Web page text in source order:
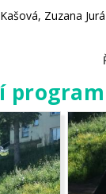
Zuzana
program